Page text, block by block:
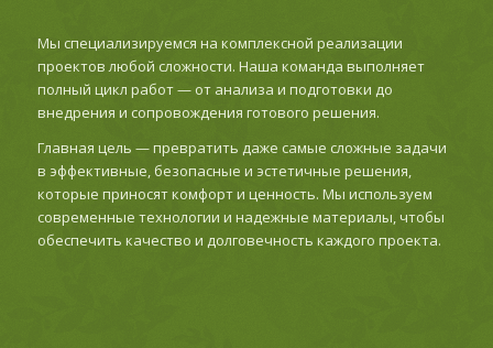
Мы специализируемся на комплексной реализации
проектов любой сложности. Наша команда выполняет
полный цикл работ — от анализа и подготовки до
внедрения и сопровождения готового решения.
Главная цель — превратить даже самые сложные задачи
в эффективные, безопасные и эстетичные решения,
которые приносят комфорт и ценность. Мы используем
современные технологии и надежные материалы, чтобы
обеспечить качество и долговечность каждого проекта.